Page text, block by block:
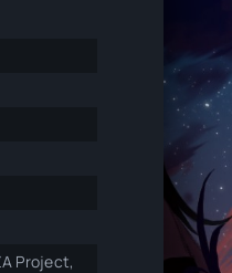
Project,